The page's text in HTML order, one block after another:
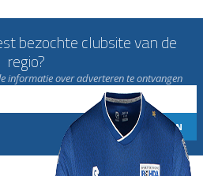
bezochte clubsite van de
regio?
informatie over adverteren te ontvangen